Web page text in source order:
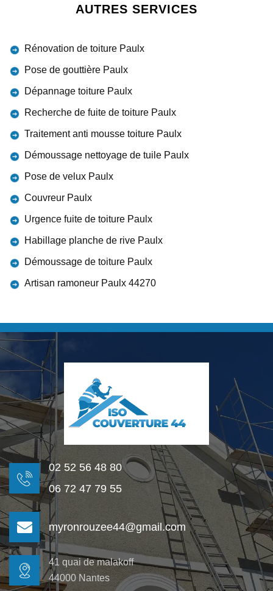
AUTRES SERVICES
Rénovation de toiture Paulx
Pose de gouttière Paulx
Dépannage toiture Paulx
Recherche de fuite de toiture Paulx
Traitement anti mousse toiture Paulx
Démoussage nettoyage de tuile Paulx
Pose de velux Paulx
Couvreur Paulx
Urgence fuite de toiture Paulx
Habillage planche de rive Paulx
Démoussage de toiture Paulx
Artisan ramoneur Paulx 44270
02 52 56 48 80
06 72 47 79 55
myronrouzee44@gmail.com
41 quai de malakoff
44000 Nantes